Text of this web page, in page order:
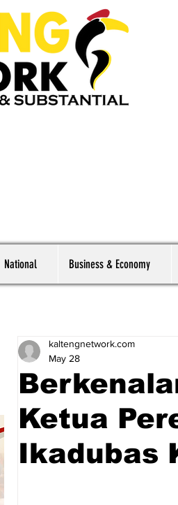
National Business & Economy
Ketua
Ikadubas
kaltengnetwork.com
May 28